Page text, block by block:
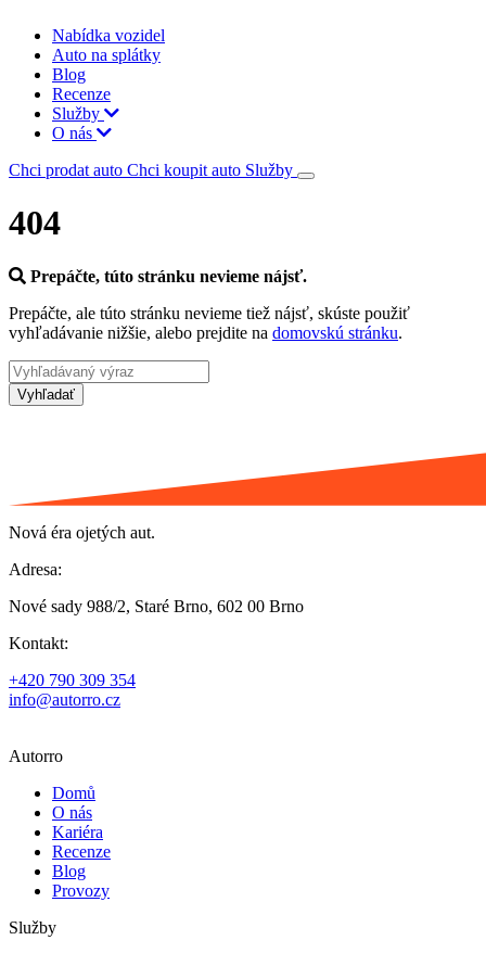
Nabídka vozidel
Auto na splátky
Blog
Recenze
Služby
O nás
Chci prodat auto Chci koupit auto Služby
404
Prepáčte, túto stránku nevieme nájsť.
Prepáčte, ale túto stránku nevieme tiež nájsť, skúste použiť
vyhľadávanie nižšie, alebo prejdite na domovskú stránku.
Vyhľadať
Nová éra ojetých aut.
Adresa:
Nové sady 988/2, Staré Brno, 602 00 Brno
Kontakt:
+420 790 309 354
info@autorro.cz
Autorro
Domů
O nás
Kariéra
Recenze
Blog
Provozy
Služby